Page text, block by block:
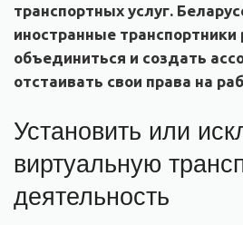
транспортных услуг.
иностранные
объединиться и создать
отстаивать свои права на
Установить или
виртуальную
деятельность